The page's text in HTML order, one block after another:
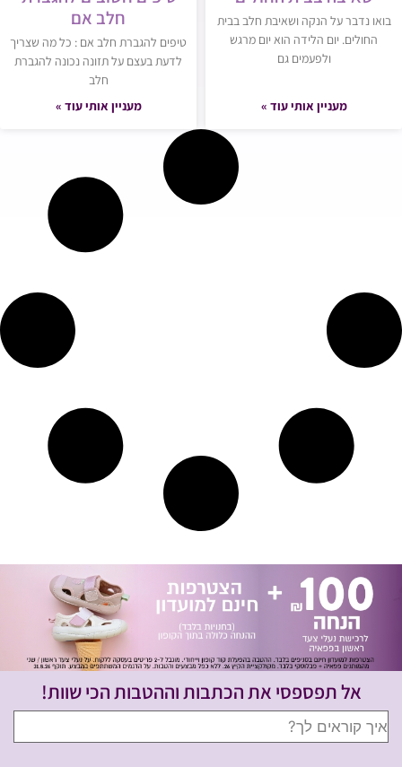
בואו נדבר על הנקה ושאיבת חלב בבית
החולים. יום הלידה הוא יום מרגש
ולפעמים גם
מעניין אותי עוד »
חלב אם
טיפים להגברת חלב אם : כל מה שצריך
לדעת בעצם על תזונה נכונה להגברת
חלב
מעניין אותי עוד »
אל תפספסי את הכתבות וההטבות הכי שוות!